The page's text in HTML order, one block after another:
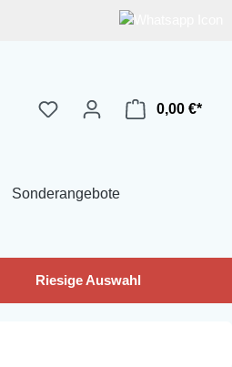
0,00 €*
Sonderangebote
Riesige Auswahl